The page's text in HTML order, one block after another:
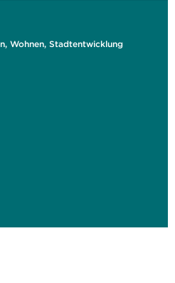
Wohnen, Stadtentwicklung